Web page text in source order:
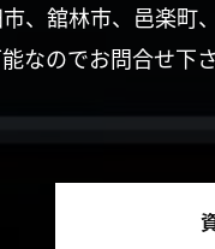
、舘林市、邑楽町
なのでお問合せ下